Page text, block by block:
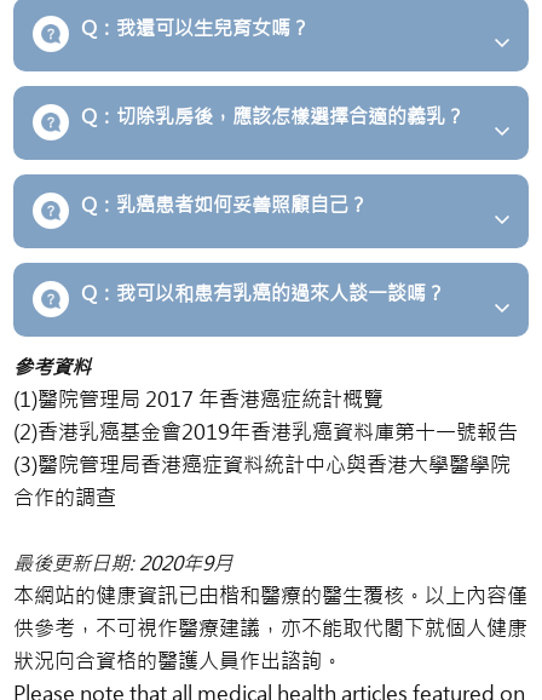
Q：我還可以生兒育女嗎？
Q：切除乳房後，應該怎樣選擇合適的義乳？
Q：乳癌患者如何妥善照顧自己？
Q：我可以和患有乳癌的過來人談一談嗎？
參考資料
(1)醫院管理局 2017 年香港癌症統計概覽
(2)香港乳癌基金會2019年香港乳癌資料庫第十一號報告
(3)醫院管理局香港癌症資料統計中心與香港大學醫學院
合作的調查
最後更新日期: 2020年9月
本網站的健康資訊已由楷和醫療的醫生覆核。以上內容僅
供參考，不可視作醫療建議，亦不能取代閣下就個人健康
狀況向合資格的醫護人員作出諮詢。
Please note that all medical health articles featured on